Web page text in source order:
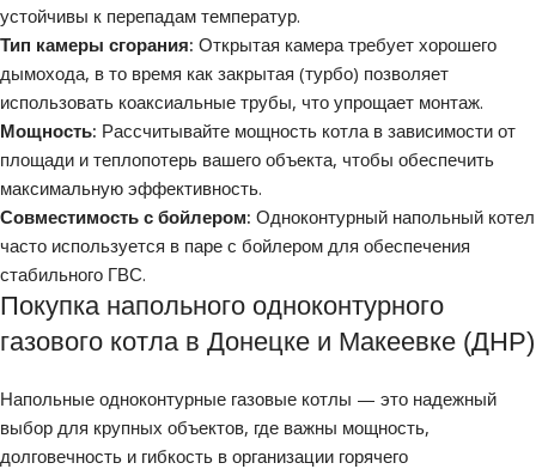
устойчивы к перепадам температур.
Тип камеры сгорания: Открытая камера требует хорошего
дымохода, в то время как закрытая (турбо) позволяет
использовать коаксиальные трубы, что упрощает монтаж.
Мощность: Рассчитывайте мощность котла в зависимости от
площади и теплопотерь вашего объекта, чтобы обеспечить
максимальную эффективность.
Совместимость с бойлером: Одноконтурный напольный котел
часто используется в паре с бойлером для обеспечения
стабильного ГВС.
Покупка напольного одноконтурного
газового котла в Донецке и Макеевке (ДНР)
Напольные одноконтурные газовые котлы — это надежный
выбор для крупных объектов, где важны мощность,
долговечность и гибкость в организации горячего